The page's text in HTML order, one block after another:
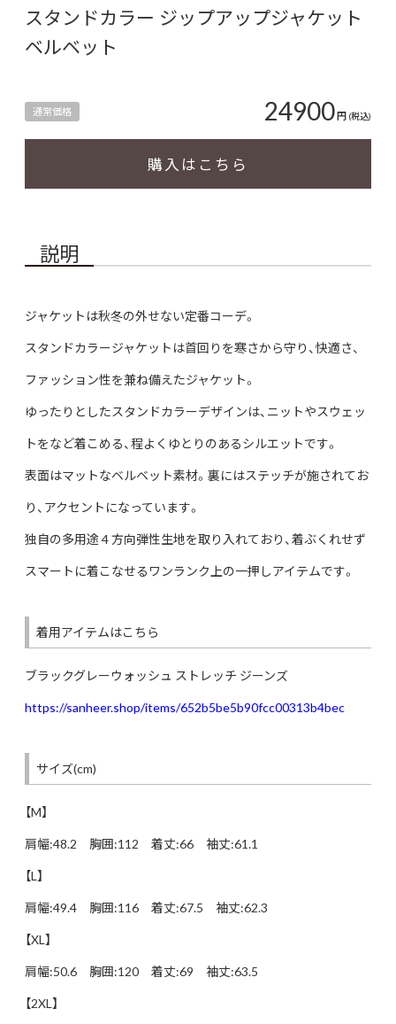
スタンドカラー ジップアップジャケット
ベルベット
通常価格 24900円 (税込)
購入はこちら
説明
ジャケットは秋冬の外せない定番コーデ。
スタンドカラージャケットは首回りを寒さから守り、快適さ、
ファッション性を兼ね備えたジャケット。
ゆったりとしたスタンドカラーデザインは、ニットやスウェッ
トをなど着こめる、程よくゆとりのあるシルエットです。
表面はマットなベルベット素材。裏にはステッチが施されてお
り、アクセントになっています。
独自の多用途 4 方向弾性生地を取り入れており、着ぶくれせず
スマートに着こなせるワンランク上の一押しアイテムです。
着用アイテムはこちら
ブラックグレーウォッシュ ストレッチ ジーンズ
https://sanheer.shop/items/652b5be5b90fcc00313b4bec
サイズ(cm)
【M】
肩幅:48.2 胸囲:112 着丈:66 袖丈:61.1
【L】
肩幅:49.4 胸囲:116 着丈:67.5 袖丈:62.3
【XL】
肩幅:50.6 胸囲:120 着丈:69 袖丈:63.5
【2XL】